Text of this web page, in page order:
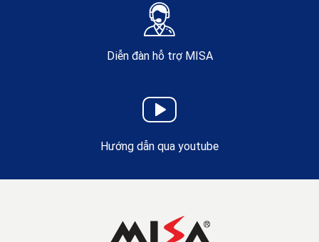
Diễn đàn hỗ trợ MISA
Hướng dẫn qua youtube